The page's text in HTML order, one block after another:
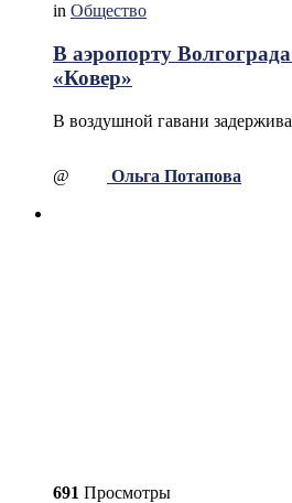
in Общество
В аэропорту
«Ковер»
В воздушной гавани
@ Ольга Потапова
691 Просмотры